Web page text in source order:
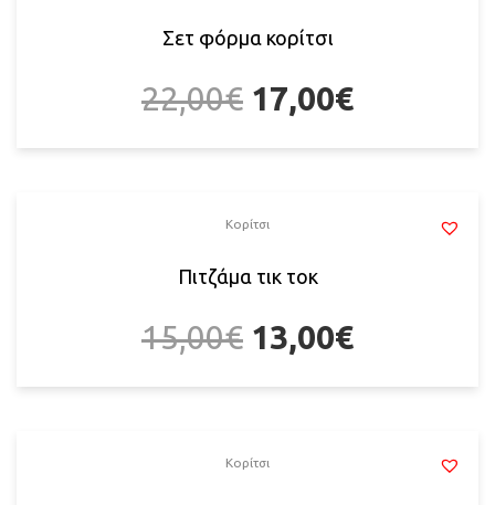
Σετ φόρμα κορίτσι
22,00€ 17,00€
Κορίτσι
Πιτζάμα τικ τοκ
15,00€ 13,00€
Κορίτσι